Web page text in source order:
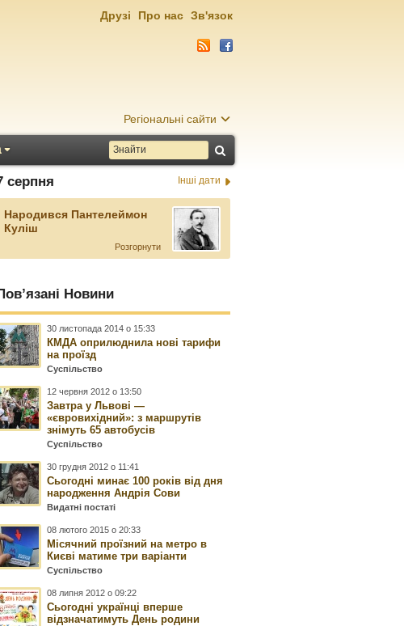
Регіональні сайти
Друзі Про нас Зв'язок
серпня Інші дати
Народився Пантелеймон
Куліш
Розгорнути
Новини
30 листопада 2014 о 15:33
КМДА оприлюднила нові тарифи
на проїзд
Суспільство
12 червня 2012 о 13:50
Завтра у Львові —
«євровихідний»: з маршрутів
знімуть 65 автобусів
Суспільство
30 грудня 2012 о 11:41
Сьогодні минає 100 років від дня
народження Андрія Сови
Видатні постаті
08 лютого 2015 о 20:33
Місячний проїзний на метро в
Києві матиме три варіанти
Суспільство
08 липня 2012 о 09:22
Сьогодні українці вперше
відзначатимуть День родини